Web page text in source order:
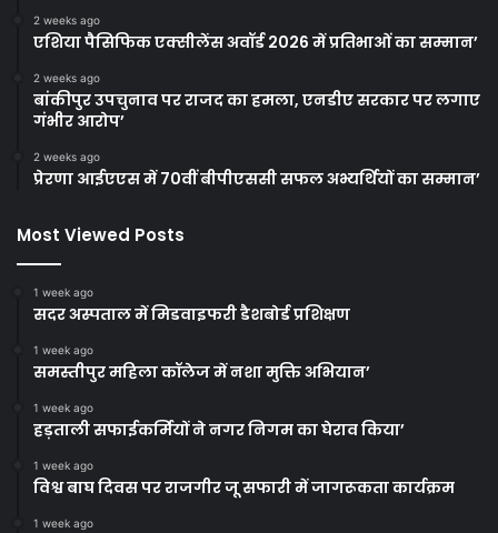
2 weeks ago
एशिया पैसिफिक एक्सीलेंस अवॉर्ड 2026 में प्रतिभाओं का सम्मान’
2 weeks ago
बांकीपुर उपचुनाव पर राजद का हमला, एनडीए सरकार पर लगाए
गंभीर आरोप’
2 weeks ago
प्रेरणा आईएएस में 70वीं बीपीएससी सफल अभ्यर्थियों का सम्मान’
Most Viewed Posts
1 week ago
सदर अस्पताल में मिडवाइफरी डैशबोर्ड प्रशिक्षण
1 week ago
समस्तीपुर महिला कॉलेज में नशा मुक्ति अभियान’
1 week ago
हड़ताली सफाईकर्मियों ने नगर निगम का घेराव किया’
1 week ago
विश्व बाघ दिवस पर राजगीर जू सफारी में जागरूकता कार्यक्रम
1 week ago